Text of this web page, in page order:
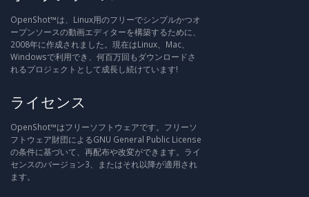
OpenShot™は、Linux用のフリーでシンプルかつオ
ープンソースの動画エディターを構築するために、
2008年に作成されました。現在はLinux、Mac、
Windowsで利用でき、何百万回もダウンロードさ
れるプロジェクトとして成長し続けています!
ライセンス
OpenShot™はフリーソフトウェアです。フリーソ
フトウェア財団によるGNU General Public License
の条件に基づいて、再配布や改変ができます。ライ
センスのバージョン3、またはそれ以降が適用され
ます。